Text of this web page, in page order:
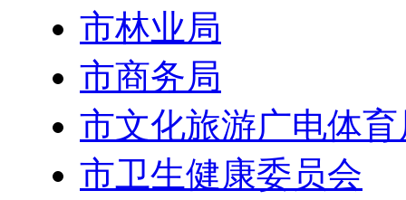
市林业局
市商务局
市文化旅游广电体育
市卫生健康委员会